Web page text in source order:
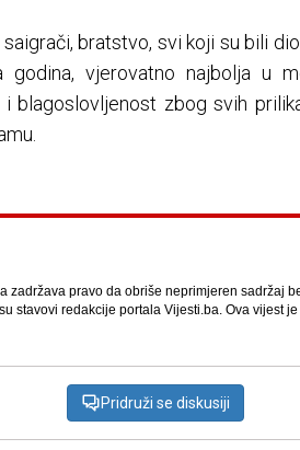
saigrači, bratstvo, svi koji su bili
godina, vjerovatno najbolja u
blagoslovljenost zbog svih
zadržava pravo da obriše neprimjeren sadržaj
stavovi redakcije portala Vijesti.ba. Ova vijest
Pridruži se diskusiji